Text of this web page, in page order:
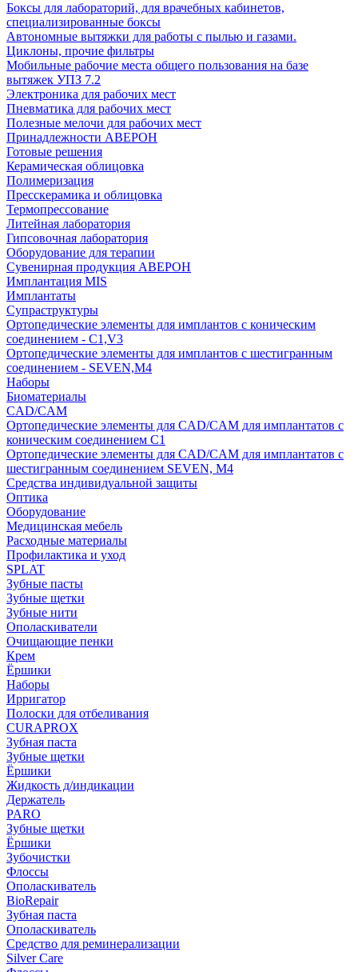
Боксы для лабораторий, для врачебных кабинетов,
специализированные боксы
Автономные вытяжки для работы с пылью и газами.
Циклоны, прочие фильтры
Мобильные рабочие места общего пользования на базе
вытяжек УПЗ 7.2
Электроника для рабочих мест
Пневматика для рабочих мест
Полезные мелочи для рабочих мест
Принадлежности АВЕРОН
Готовые решения
Керамическая облицовка
Полимеризация
Пресскерамика и облицовка
Термопрессование
Литейная лаборатория
Гипсовочная лаборатория
Оборудование для терапии
Сувенирная продукция АВЕРОН
Имплантация MIS
Имплантаты
Супраструктуры
Ортопедические элементы для имплантов с коническим
соединением - C1,V3
Ортопедические элементы для имплантов с шестигранным
соединением - SEVEN,M4
Наборы
Биоматериалы
CAD/CAM
Ортопедические элементы для CAD/CAM для имплантатов с
коническим соединением С1
Ортопедические элементы для CAD/CAM для имплантатов с
шестигранным соединением SEVEN, М4
Средства индивидуальной защиты
Оптика
Оборудование
Медицинская мебель
Расходные материалы
Профилактика и уход
SPLAT
Зубные пасты
Зубные щетки
Зубные нити
Ополаскиватели
Очищающие пенки
Крем
Ёршики
Наборы
Ирригатор
Полоски для отбеливания
CURAPROX
Зубная паста
Зубные щетки
Ёршики
Жидкость д/индикации
Держатель
PARO
Зубные щетки
Ёршики
Зубочистки
Флоссы
Ополаскиватель
BioRepair
Зубная паста
Ополаскиватель
Средство для реминерализации
Silver Care